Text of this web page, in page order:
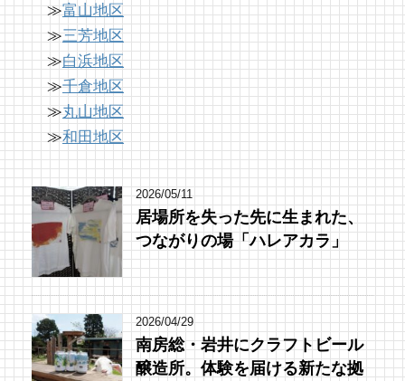
≫富山地区
≫三芳地区
≫白浜地区
≫千倉地区
≫丸山地区
≫和田地区
2026/05/11
居場所を失った先に生まれた、
つながりの場「ハレアカラ」
2026/04/29
南房総・岩井にクラフトビール
醸造所。体験を届ける新たな拠